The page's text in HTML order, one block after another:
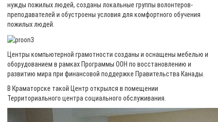
нужды пожилых людей, созданы локальные группы волонтеров-
преподавателей и обустроены условия для комфортного обучения
пожилых людей.
Центры компьютерной грамотности созданы и оснащены мебелью и
оборудованием в рамках Программы ООН по восстановлению и
развитию мира при финансовой поддержке Правительства Канады.
В Краматорске такой Центр открылся в помещении
Территориального центра социального обслуживания.